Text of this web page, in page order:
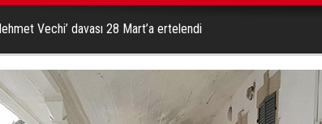
Vechi’ davası 28 Mart’a ertelendi